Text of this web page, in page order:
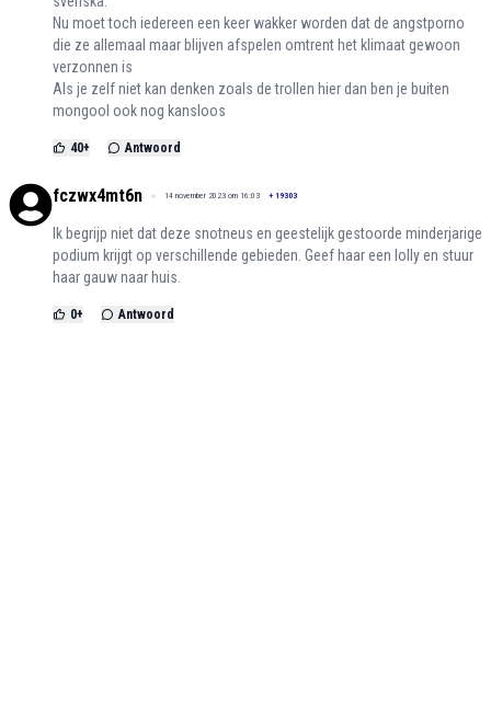
Nu moet toch iedereen een keer wakker worden dat de angstporno
die ze allemaal maar blijven afspelen omtrent het klimaat gewoon
verzonnen is
Als je zelf niet kan denken zoals de trollen hier dan ben je buiten
mongool ook nog kansloos
40+ Antwoord
fczwx4mt6n 14 november 2023 om 16:03 + 19303
Ik begrijp niet dat deze snotneus en geestelijk gestoorde minderjarige
podium krijgt op verschillende gebieden. Geef haar een lolly en stuur
haar gauw naar huis.
0+ Antwoord